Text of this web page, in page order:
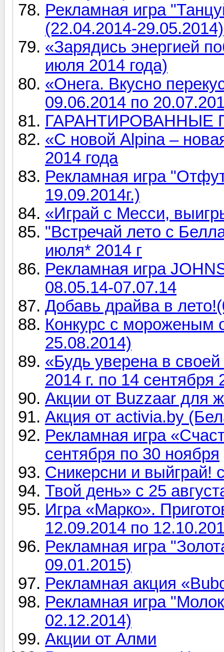
Рекламная игра
(22.04.2014-29.05.2014)
«Зарядись энергией
июля 2014 года)
«Онега. Вкусно
09.06.2014 по
ГАРАНТИРОВАННЫЕ
«С новой Alpina –
2014 года
Рекламная игра
19.09.2014г.)
«Играй с Месси,
"Встречай лето с
июля* 2014 г
Рекламная игра
08.05.14-07.07.14
Добавь драйва в
Конкурс с мороженым
25.08.2014)
«Будь уверена в
2014 г. по 14 сентября
Акции от Buzzaar для
Акция от activia.by
Рекламная игра
сентября по 30 ноября
Сникерсни и выйграй!
Твой день» с 25
Игра «Марко».
12.09.2014 по
Рекламная игра
09.01.2015)
Рекламная акция
Рекламная игра
02.12.2014)
Акции от Алми